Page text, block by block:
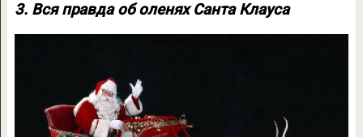
3. Вся правда об оленях Санта Клауса